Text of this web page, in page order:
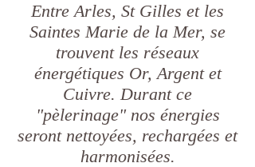
Entre Arles, St Gilles et les
Saintes Marie de la Mer, se
trouvent les réseaux
énergétiques Or, Argent et
Cuivre. Durant ce
"pèlerinage" nos énergies
seront nettoyées, rechargées et
harmonisées.